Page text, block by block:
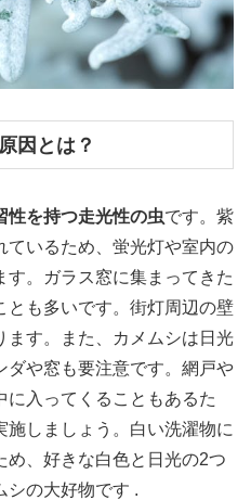
因とは？
性を持つ走光性の虫です。紫
ているため、蛍光灯や室内の
。ガラス窓に集まってきた
とも多いです。街灯周辺の壁
ます。また、カメムシは日光
ダや窓も要注意です。網戸や
に入ってくることもあるた
しましょう。白い洗濯物に
め、好きな白色と日光の2つ
シの大好物です .